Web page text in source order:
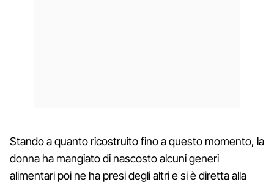
Stando a quanto ricostruito fino a questo momento, la
donna ha mangiato di nascosto alcuni generi
alimentari poi ne ha presi degli altri e si è diretta alla